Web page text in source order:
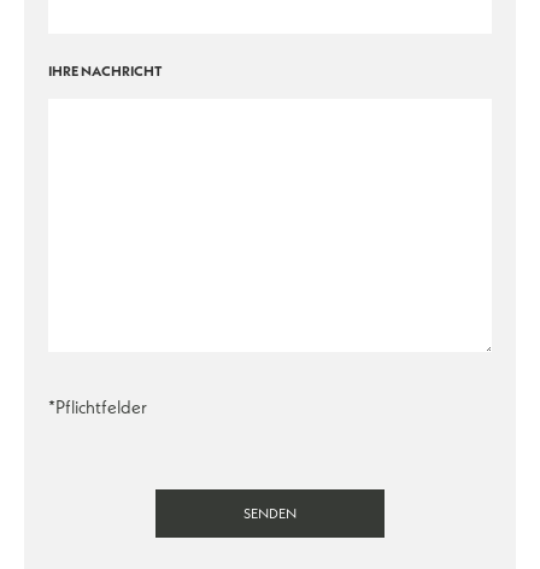
IHRE NACHRICHT
*Pflichtfelder
SENDEN